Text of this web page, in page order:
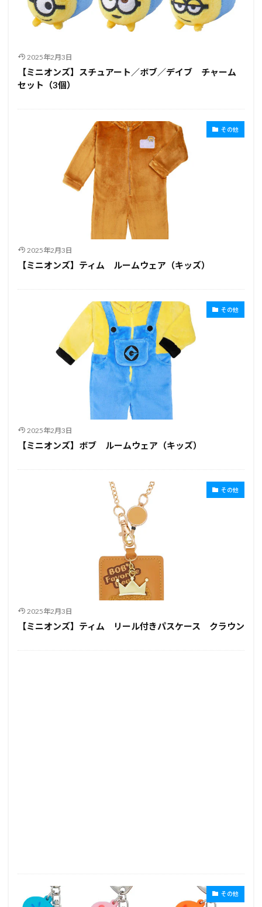
2025年2月3日
【ミニオンズ】スチュアート／ボブ／デイブ チャーム
セット（3個）
その他
2025年2月3日
【ミニオンズ】ティム ルームウェア（キッズ）
その他
2025年2月3日
【ミニオンズ】ボブ ルームウェア（キッズ）
その他
2025年2月3日
【ミニオンズ】ティム リール付きパスケース クラウン
その他